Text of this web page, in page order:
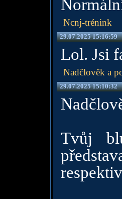
Ncnj-trénink
29.07.2025 15:16:59
Lol. Jsi
Nadčlověk a
29.07.2025 15:10:32
Tvůj